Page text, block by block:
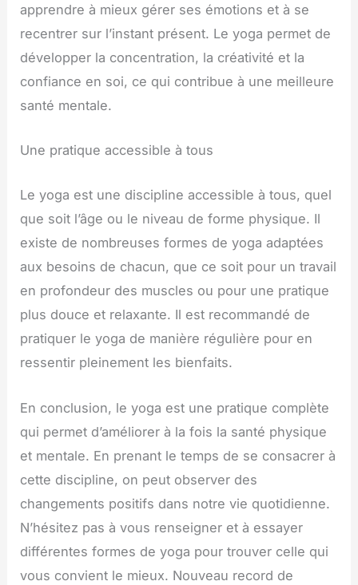
apprendre à mieux gérer ses émotions et à se
recentrer sur l’instant présent. Le yoga permet de
développer la concentration, la créativité et la
confiance en soi, ce qui contribue à une meilleure
santé mentale.
Une pratique accessible à tous
Le yoga est une discipline accessible à tous, quel
que soit l’âge ou le niveau de forme physique. Il
existe de nombreuses formes de yoga adaptées
aux besoins de chacun, que ce soit pour un travail
en profondeur des muscles ou pour une pratique
plus douce et relaxante. Il est recommandé de
pratiquer le yoga de manière régulière pour en
ressentir pleinement les bienfaits.
En conclusion, le yoga est une pratique complète
qui permet d’améliorer à la fois la santé physique
et mentale. En prenant le temps de se consacrer à
cette discipline, on peut observer des
changements positifs dans notre vie quotidienne.
N’hésitez pas à vous renseigner et à essayer
différentes formes de yoga pour trouver celle qui
vous convient le mieux. Nouveau record de